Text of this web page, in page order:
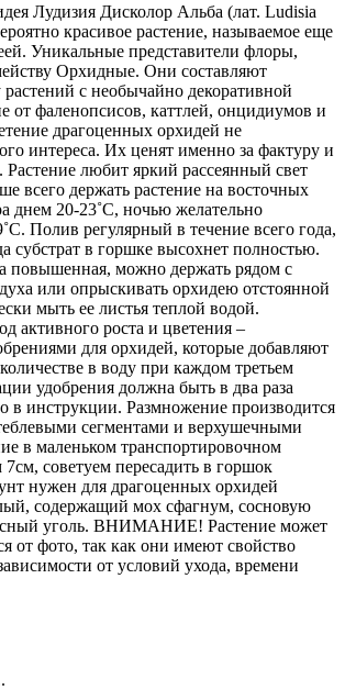
Лудизия Дисколор Альба (лат. Ludisia
красивое растение, называемое еще
Уникальные представители флоры,
Орхидные. Они составляют
с необычайно декоративной
от фаленопсисов, каттлей, онцидиумов и
драгоценных орхидей не
интереса. Их ценят именно за фактуру и
Растение любит яркий рассеянный свет
всего держать растение на восточных
днем 20-23˚C, ночью желательно
Полив регулярный в течение всего года,
субстрат в горшке высохнет полностью.
повышенная, можно держать рядом с
или опрыскивать орхидею отстоянной
мыть ее листья теплой водой.
активного роста и цветения –
для орхидей, которые добавляют
в воду при каждом третьем
удобрения должна быть в два раза
в инструкции. Размножение производится
сегментами и верхушечными
в маленьком транспортировочном
советуем пересадить в горшок
нужен для драгоценных орхидей
содержащий мох сфагнум, сосновую
уголь. ВНИМАНИЕ! Растение может
от фото, так как они имеют свойство
от условий ухода, времени